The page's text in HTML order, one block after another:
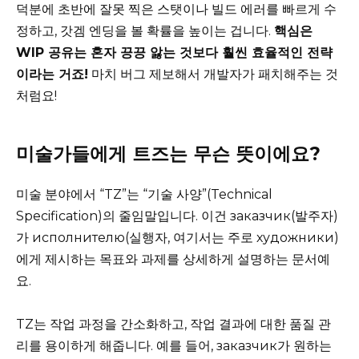
덕분에 초반에 잘못 찍은 스탯이나 빌드 에러를 빠르게 수
정하고, 갓겜 엔딩을 볼 확률을 높이는 겁니다. 핵심은
WIP 공유는 혼자 끙끙 앓는 것보다 훨씬 효율적인 전략
이라는 거죠! 마치 버그 제보해서 개발자가 패치해주는 것
처럼요!
미술가들에게 트즈는 무슨 뜻이에요?
미술 분야에서 “TZ”는 “기술 사양”(Technical
Specification)의 줄임말입니다. 이건 заказчик(발주자)
가 исполнителю(실행자, 여기서는 주로 художники)
에게 제시하는 목표와 과제를 상세하게 설명하는 문서예
요.
TZ는 작업 과정을 간소화하고, 작업 결과에 대한 품질 관
리를 용이하게 해줍니다. 예를 들어, заказчик가 원하는